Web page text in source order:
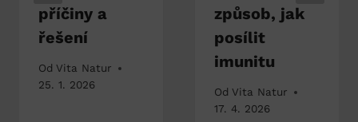
příčiny a
řešení
Od Vita Natur
25. 1. 2026
způsob, jak
posílit
imunitu
Od Vita Natur
17. 4. 2026